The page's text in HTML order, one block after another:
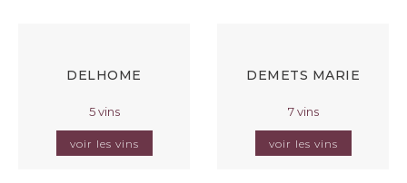
DELHOME
5 vins
voir les vins
DEMETS MARIE
7 vins
voir les vins